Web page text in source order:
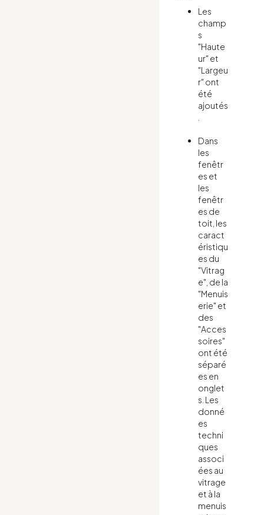
Les
champ
s
"Haute
ur" et
"Largeu
r" ont
été
ajoutés
Dans
les
fenêtr
es et
les
fenêtr
es de
toit, les
caract
éristiqu
es du
"Vitrag
e", de la
"Menuis
erie" et
des
"Acces
soires"
ont été
séparé
es en
onglet
s. Les
donné
es
techni
ques
associ
ées au
vitrage
et à la
menuis